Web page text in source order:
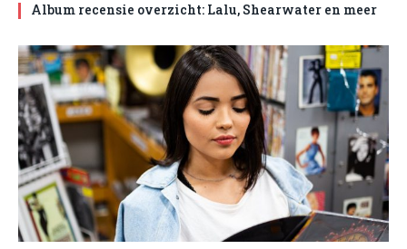
Album recensie overzicht: Lalu, Shearwater en meer